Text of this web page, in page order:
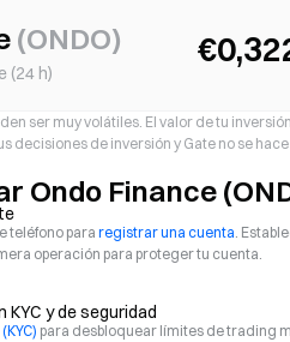
las tarifas y el tiempo de
(ONDO)
(24 h)
ser muy volátiles. El valor de tu
decisiones de inversión y Gate no se
Ondo Finance
teléfono para registrar una cuenta.
operación para proteger tu cuenta.
y de seguridad
para desbloquear límites de trading